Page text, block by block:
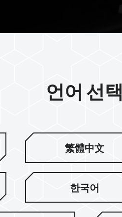
대 방열 면적을 제
의 대류 공간을 만
언어 선택
繁體中文
한국어